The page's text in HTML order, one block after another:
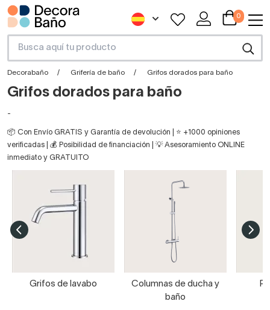
0
Decorabaño Grifería de baño Grifos dorados para baño
Grifos dorados para baño
-
📦 Con Envío GRATIS y Garantía de devolución | ⭐ +1000 opiniones
verificadas | 💰 Posibilidad de financiación | 💡 Asesoramiento ONLINE
inmediato y GRATUITO
Grifos de lavabo
Columnas de ducha y
baño